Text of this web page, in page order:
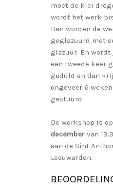
moet de klei
wordt het werk
Dan worden de
geglazuurd met
glazuur. En wordt
een tweede keer
geduld en dan
ongeveer 6
gestuurd.
De workshop is op
december van
aan de Sint
Leeuwarden.